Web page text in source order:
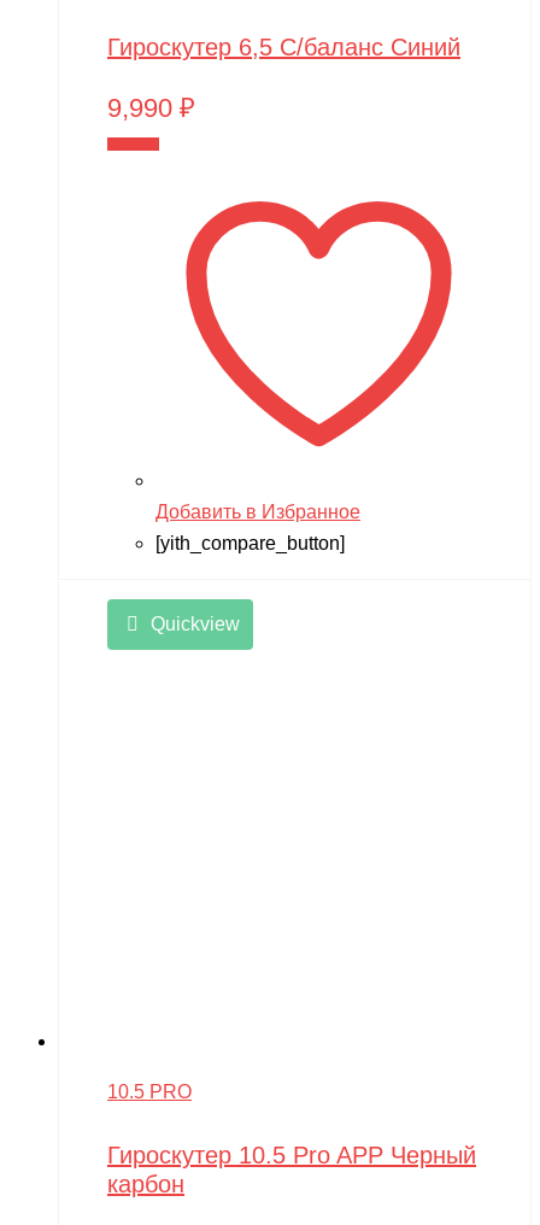
Гироскутер 6,5 С/баланс Синий
9,990 ₽
Добавить в Избранное
[yith_compare_button]
Quickview
10.5 PRO
Гироскутер 10.5 Pro APP Черный
карбон